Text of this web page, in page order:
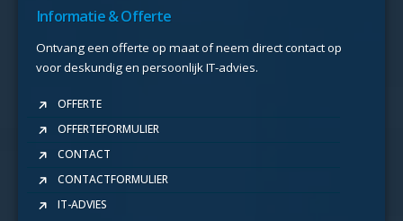
Informatie & Offerte
Ontvang een offerte op maat of neem direct contact op
voor deskundig en persoonlijk IT-advies.
OFFERTE
OFFERTEFORMULIER
CONTACT
CONTACTFORMULIER
IT-ADVIES